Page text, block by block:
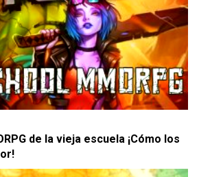
de la vieja escuela ¡Cómo los